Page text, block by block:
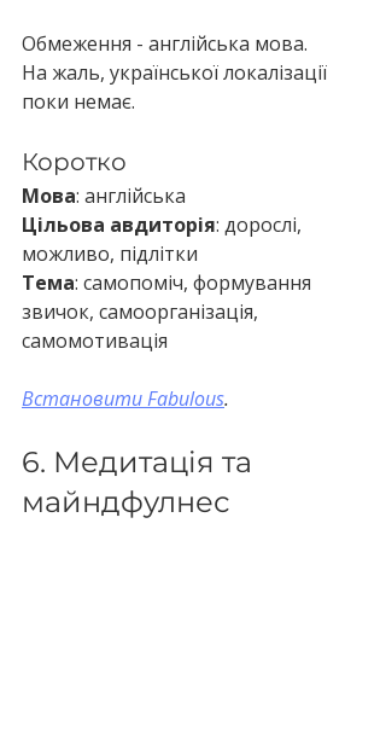
Обмеження - англійська мова.
На жаль, української локалізації
поки немає.
Коротко
Мова: англійська
Цільова авдиторія: дорослі,
можливо, підлітки
Тема: самопоміч, формування
звичок, самоорганізація,
самомотивація
Встановити Fabulous.
6. Медитація та
майндфулнес